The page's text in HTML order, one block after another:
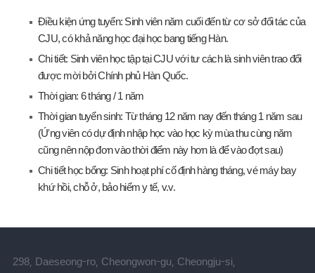
Điều kiện ứng tuyển: Sinh viên năm cuối đến từ cơ sở đối tác của
CJU, có khả năng học đại học bang tiếng Hàn.
Chi tiết: Sinh viên học tập tại CJU với tư cách là sinh viên trao đổi
được mời bởi Chính phủ Hàn Quốc.
Thời gian: 6 tháng / 1 năm
Thời gian tuyển sinh: Từ tháng 12 năm nay đến tháng 1 năm sau
(Ứng viên có dự định nhập học vào học kỳ mùa thu cùng năm
cũng nên nộp đơn vào thời điểm này hơn là để vào đợt sau)
Chi tiết học bổng: Sinh hoạt phí cố định hàng tháng, vé máy bay
khứ hồi, chỗ ở, bảo hiểm y tế, v.v.
298, Daeseong-ro, Cheongwon-gu, Cheongju-si,